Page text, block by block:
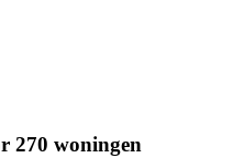
270 woningen